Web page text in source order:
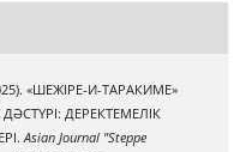
«ШЕЖІРЕ-И-ТАРАКИМЕ»
ДЕРЕКТЕМЕЛІК
Asian Journal "Steppe